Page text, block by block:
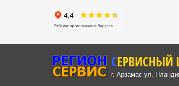
СЕРВИСНЫЙ
г. Арзамас ул.